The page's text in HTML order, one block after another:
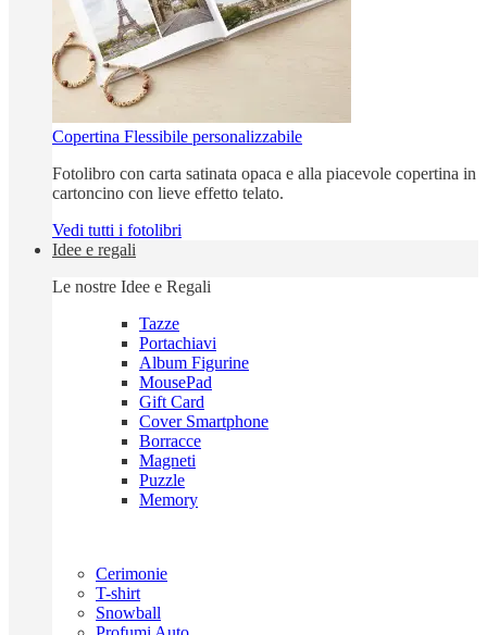
Copertina Flessibile personalizzabile
Fotolibro con carta satinata opaca e alla piacevole copertina in
cartoncino con lieve effetto telato.
Vedi tutti i fotolibri
Idee e regali
Le nostre Idee e Regali
Tazze
Portachiavi
Album Figurine
MousePad
Gift Card
Cover Smartphone
Borracce
Magneti
Puzzle
Memory
Cerimonie
T-shirt
Snowball